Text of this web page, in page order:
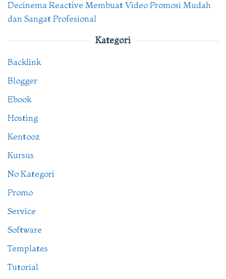
Decinema Reactive Membuat Video Promosi Mudah
dan Sangat Profesional
Kategori
Backlink
Blogger
Ebook
Hosting
Kentooz
Kursus
No Kategori
Promo
Service
Software
Templates
Tutorial